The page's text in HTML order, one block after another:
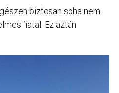
biztosan soha nem
fiatal. Ez aztán